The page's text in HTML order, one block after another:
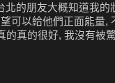
北的朋友大概知道我
可以給他們正面能量,
的真的很好, 我沒有被